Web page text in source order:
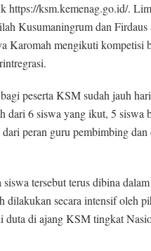
https://ksm.kemenag.go.id/.
Kusumaningrum dan
Karomah mengikuti kompetisi
peserta KSM sudah jauh
6 siswa yang ikut, 5 siswa
peran guru pembimbing
tersebut terus dibina
dilakukan secara intensif oleh
duta di ajang KSM tingkat